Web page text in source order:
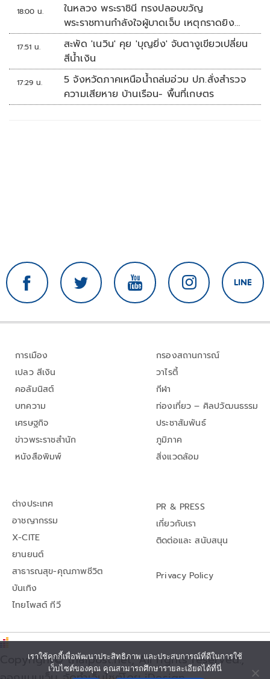
18:00 น.
ในหลวง พระราชินี ทรงปลอบขวัญ
พระราชทานกำลังใจผู้บาดเจ็บ เหตุกราดยิง
รร.เทพศิรินทร์นนทบุรี
17:51 น.
สะพัด 'เนวิน' คุย 'บุญยิ่ง' จับตางูเขียวเปลี่ยน
สีน้ำเงิน
17:29 น.
5 จังหวัดภาคเหนือน้ำถล่มอ่วม ปภ.สั่งสำรวจ
ความเสียหาย บ้านเรือน- พื้นที่เกษตร
การเมือง
เปลว สีเงิน
คอลัมนิสต์
บทความ
เศรษฐกิจ
ข่าวพระราชสำนัก
หนังสือพิมพ์
กรองสถานการณ์
วาไรตี้
กีฬา
ท่องเที่ยว – ศิลปวัฒนธรรม
ประชาสัมพันธ์
ภูมิภาค
สิ่งแวดล้อม
ต่างประเทศ
อาชญากรรม
X-CITE
ยานยนต์
สาธารณสุข-คุณภาพชีวิต
บันเทิง
ไทยโพสต์ ทีวี
PR & PRESS
เกี่ยวกับเรา
ติดต่อและ สนับสนุน
Privacy Policy
Copyright© thaipost.net, All rights reserved.,
เราใช้คุกกี้เพื่อพัฒนาประสิทธิภาพ และประสบการณ์ที่ดีในการใช้
เว็บไซต์ของคุณ คุณสามารถศึกษารายละเอียดได้ที่นี่